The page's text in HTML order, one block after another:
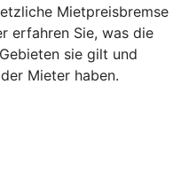
Mietpreisbremse
erfahren Sie, was die
sie gilt und
Mieter haben.